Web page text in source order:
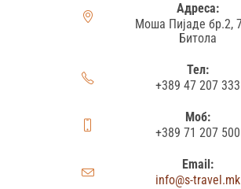
Адреса:
Моша Пијаде бр.2,
Битола
Тел:
+389 47 207 333
Моб:
+389 71 207 500
Email:
info@s-travel.mk